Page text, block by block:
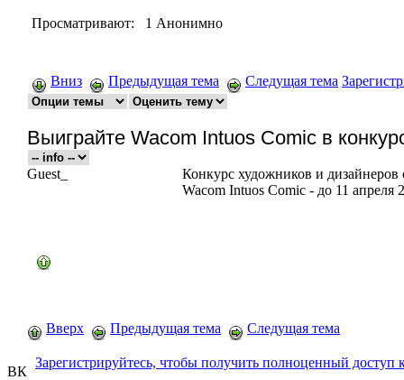
ВК
Просматривают: 1 Анонимно
Вниз Предыдущая тема Следущая тема
Выиграйте Wacom Intuos Comic в
Guest_
Конкурс художников и
Wacom Intuos Comic - до 11 апреля
Вверх Предыдущая тема Следущая тема
Зарегистрируйтесь, чтобы получить полноценный доступ